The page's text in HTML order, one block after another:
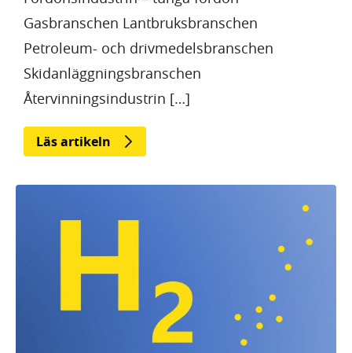
Gasbranschen Lantbruksbranschen
Petroleum- och drivmedelsbranschen
Skidanläggningsbranschen
Återvinningsindustrin […]
Läs artikeln